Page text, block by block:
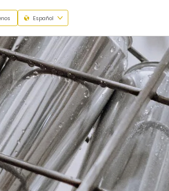
Español